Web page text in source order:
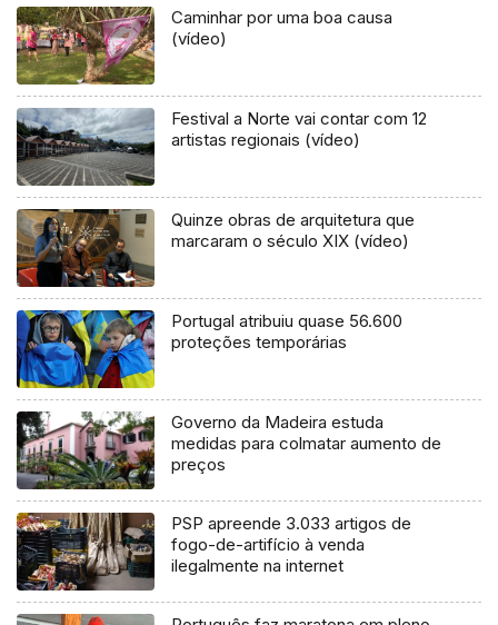
Caminhar por uma boa causa
(vídeo)
Festival a Norte vai contar com 12
artistas regionais (vídeo)
Quinze obras de arquitetura que
marcaram o século XIX (vídeo)
Portugal atribuiu quase 56.600
proteções temporárias
Governo da Madeira estuda
medidas para colmatar aumento de
preços
PSP apreende 3.033 artigos de
fogo-de-artifício à venda
ilegalmente na internet